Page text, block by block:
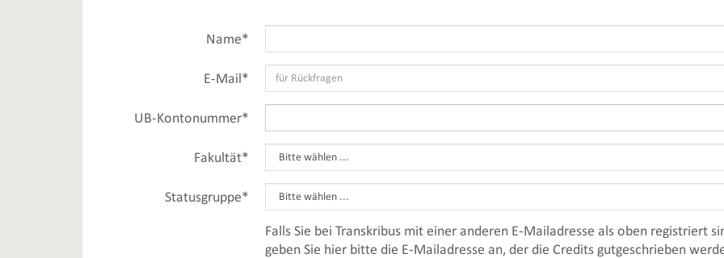
Name*
E-Mail *
UB-Kontonummer*
Fakultät*
Statusgruppe*
Falls Sie bei Transkribus mit einer anderen E-Mailadresse als oben registriert
geben Sie hier bitte die E-Mailadresse an, der die Credits gutgeschrieben